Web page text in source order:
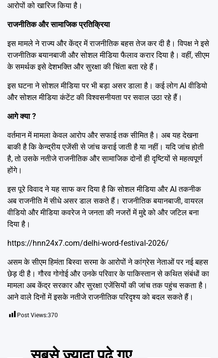
आरोपों को खारिज किया है।
राजनीतिक और सामाजिक प्रतिक्रिया
इस मामले ने राज्य और केंद्र में राजनीतिक बहस तेज कर दी है। विपक्ष ने इसे
राजनीतिक बयानबाजी और सोशल मीडिया फैलाव करार दिया है। वहीं, सीएम
के समर्थक इसे देशभक्ति और सुरक्षा की चिंता बता रहे हैं।
इस घटना ने सोशल मीडिया पर भी बड़ा असर डाला है। कई लोग AI वीडियो
और सोशल मीडिया कंटेंट की विश्वसनीयता पर सवाल उठा रहे हैं।
आगे क्या ?
वर्तमान में मामला केवल आरोप और सफाई तक सीमित है। अब यह देखना
बाकी है कि केन्द्रीय एजेंसी से जांच कराई जाती है या नहीं। यदि जांच होती
है, तो उसके नतीजे राजनीतिक और सामाजिक दोनों ही दृष्टियों से महत्वपूर्ण
होंगे।
इस पूरे विवाद ने यह साफ कर दिया है कि सोशल मीडिया और AI तकनीक
अब राजनीति में सीधे असर डाल सकते हैं। राजनीतिक बयानबाजी, वायरल
वीडियो और मीडिया कवरेज ने जनता की नजरों में मुद्दे को और जटिल बना
दिया है।
https://hnn24x7.com/delhi-word-festival-2026/
असम के सीएम हिमंता बिस्वा सरमा के आरोपों ने कांग्रेस नेताओं पर नई बहस
छेड़ दी है। गौरव गोगोई और उनके परिवार के पाकिस्तान से कथित संबंधों का
मामला अब केंद्र सरकार और सुरक्षा एजेंसियों की जांच तक पहुंच सकता है।
आने वाले दिनों में इसके नतीजे राजनीतिक परिदृश्य को बदल सकते हैं।
Post Views:370